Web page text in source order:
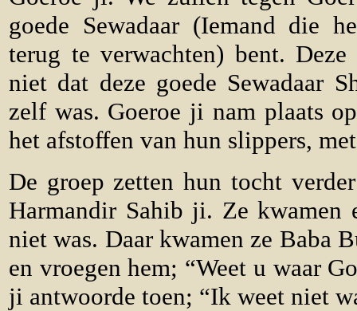
goede Sewadaar (Iemand die
terug te verwachten) bent.
niet dat deze goede Sewadaar
zelf was. Goeroe ji nam plaats
het afstoffen van hun slippers,
De groep zetten hun tocht
Harmandir Sahib ji. Ze kwamen
niet was. Daar kwamen ze Baba
en vroegen hem; “Weet u waar
ji antwoorde toen; “Ik weet niet